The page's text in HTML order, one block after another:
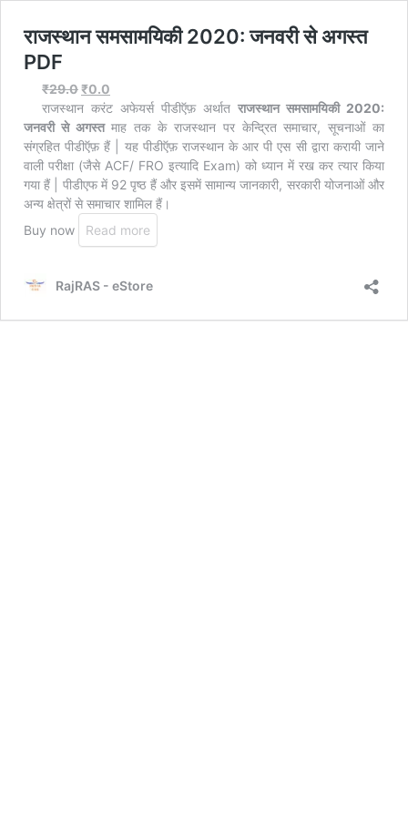
राजस्थान समसामयिकी 2020: जनवरी से अगस्त
PDF
₹29.0₹0.0
राजस्थान करंट अफेयर्स पीडीऍफ़ अर्थात राजस्थान समसामयिकी 2020:
जनवरी से अगस्तमाह तक के राजस्थान पर केन्द्रित समाचार, सूचनाओं का
संग्रहित पीडीऍफ़ हैं | यह पीडीऍफ़ राजस्थान के आर पी एस सी द्वारा करायी जाने
वाली परीक्षा (जैसे ACF/ FRO इत्यादि Exam) को ध्यान में रख कर त्यार किया
गया हैं | पीडीएफ में 92 पृष्ठ हैं और इसमें सामान्य जानकारी, सरकारी योजनाओं और
अन्य क्षेत्रों से समाचार शामिल हैं।
Buy now
Read more
RajRAS - eStore